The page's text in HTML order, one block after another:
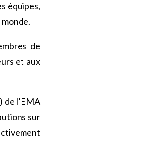
équipes,
de
et aux
de l’EMA
sur